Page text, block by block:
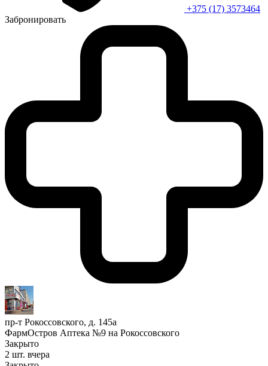
+375 (17) 3573464
Забронировать
пр-т Рокоссовского, д. 145а
ФармОстров Аптека №9 на Рокоссовского
Закрыто
2 шт. вчера